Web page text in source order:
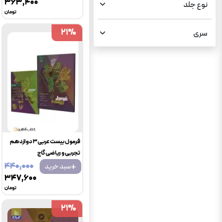
نوع جلد
سری
۳۶۳٬۴۰۰
تومان
فرمول بیست عربی 3 دوازدهم
تجربی و ریاضی گاج
+سبد خرید
۴۴۰٬۰۰۰
۳۴۷٬۶۰۰
تومان
21%
21%
21%
21%